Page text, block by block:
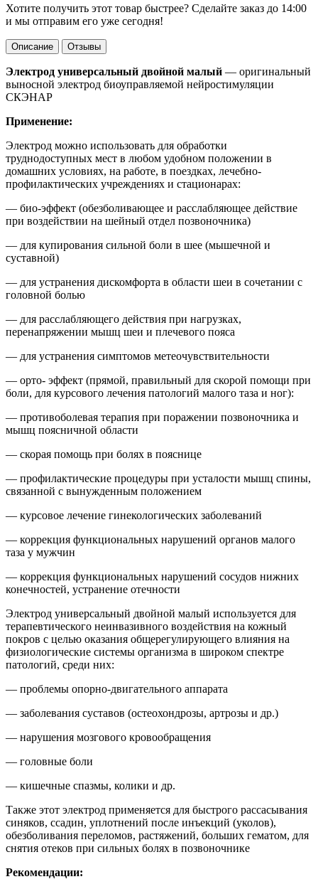
Хотите получить этот товар быстрее? Сделайте заказ до 14:00
и мы отправим его уже сегодня!
Описание Отзывы
Электрод универсальный двойной малый — оригинальный
выносной электрод биоуправляемой нейростимуляции
СКЭНАР
Применение:
Электрод можно использовать для обработки
труднодоступных мест в любом удобном положении в
домашних условиях, на работе, в поездках, лечебно-
профилактических учреждениях и стационарах:
— био-эффект (обезболивающее и расслабляющее действие
при воздействии на шейный отдел позвоночника)
— для купирования сильной боли в шее (мышечной и
суставной)
— для устранения дискомфорта в области шеи в сочетании с
головной болью
— для расслабляющего действия при нагрузках,
перенапряжении мышц шеи и плечевого пояса
— для устранения симптомов метеочувствительности
— орто- эффект (прямой, правильный для скорой помощи при
боли, для курсового лечения патологий малого таза и ног):
— противоболевая терапия при поражении позвоночника и
мышц поясничной области
— скорая помощь при болях в пояснице
— профилактические процедуры при усталости мышц спины,
связанной с вынужденным положением
— курсовое лечение гинекологических заболеваний
— коррекция функциональных нарушений органов малого
таза у мужчин
— коррекция функциональных нарушений сосудов нижних
конечностей, устранение отечности
Электрод универсальный двойной малый используется для
терапевтического неинвазивного воздействия на кожный
покров с целью оказания общерегулирующего влияния на
физиологические системы организма в широком спектре
патологий, среди них:
— проблемы опорно-двигательного аппарата
— заболевания суставов (остеохондрозы, артрозы и др.)
— нарушения мозгового кровообращения
— головные боли
— кишечные спазмы, колики и др.
Также этот электрод применяется для быстрого рассасывания
синяков, ссадин, уплотнений после инъекций (уколов),
обезболивания переломов, растяжений, больших гематом, для
снятия отеков при сильных болях в позвоночнике
Рекомендации: